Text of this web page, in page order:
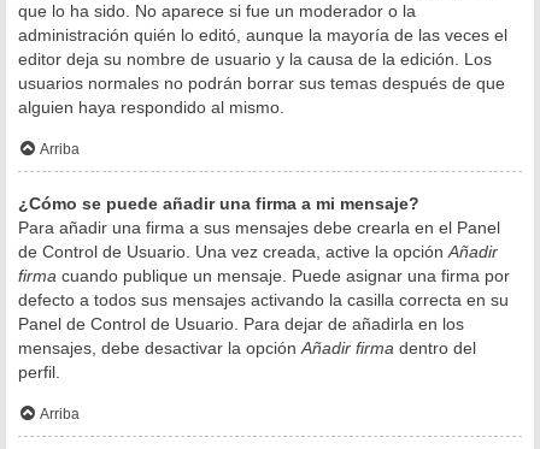
que lo ha sido. No aparece si fue un moderador o la
administración quién lo editó, aunque la mayoría de las veces el
editor deja su nombre de usuario y la causa de la edición. Los
usuarios normales no podrán borrar sus temas después de que
alguien haya respondido al mismo.
Arriba
¿Cómo se puede añadir una firma a mi mensaje?
Para añadir una firma a sus mensajes debe crearla en el Panel
de Control de Usuario. Una vez creada, active la opción Añadir
firma cuando publique un mensaje. Puede asignar una firma por
defecto a todos sus mensajes activando la casilla correcta en su
Panel de Control de Usuario. Para dejar de añadirla en los
mensajes, debe desactivar la opción Añadir firma dentro del
perfil.
Arriba